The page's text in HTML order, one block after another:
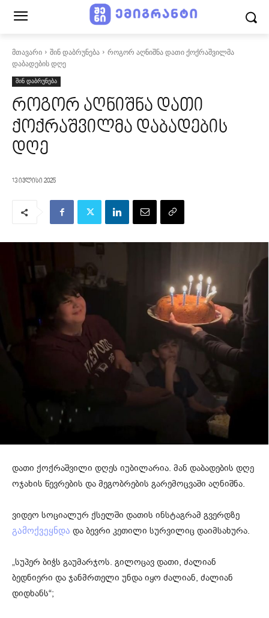
მთავარი შინ დაბრუნება
როგორ აღნიშნა დათი ქოქრაშვილმა
დაბადების დღე
შინ დაბრუნება
როგორ აღნიშნა დათი
ქოქრაშვილმა დაბადების
დღე
13 ივლისი 2025
დათი ქოქრაშვილი დღეს იუბილარია. მან დაბადების დღე
ოჯახის წევრების და მეგობრების გარემოცვაში აღნიშნა.
ვიდეო სოციალურ ქსელში დათის ინსტაგრამ გვერდზე
გამოქვეყნდა და ბევრი კეთილი სურვილიც დაიმსახურა.
„სუპერ ბიჭს გაუმარჯოს. გილოცავ დათი, ძალიან
ბედნიერი და ჯანმრთელი უნდა იყო ძალიან, ძალიან
დიდხანს“;